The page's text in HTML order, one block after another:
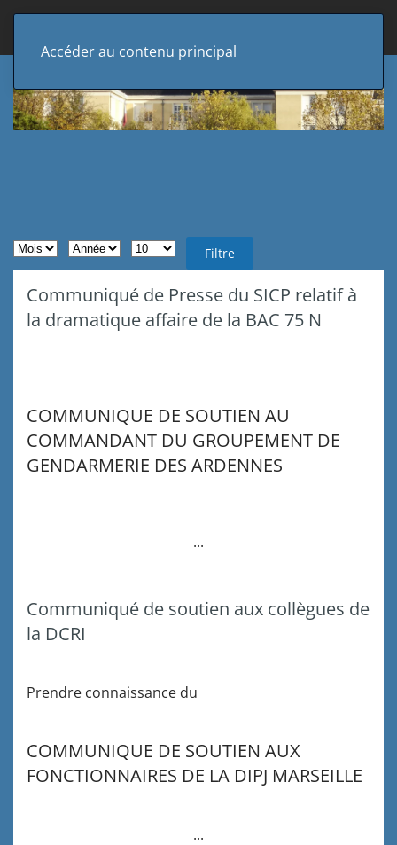
Accéder au contenu principal
Filtres de recherche
Mois Année Afficher # Filtre
Communiqué de Presse du SICP relatif à
la dramatique affaire de la BAC 75 N
COMMUNIQUE DE SOUTIEN AU
COMMANDANT DU GROUPEMENT DE
GENDARMERIE DES ARDENNES
...
Communiqué de soutien aux collègues de
la DCRI
Prendre connaissance du
COMMUNIQUE DE SOUTIEN AUX
FONCTIONNAIRES DE LA DIPJ MARSEILLE
...